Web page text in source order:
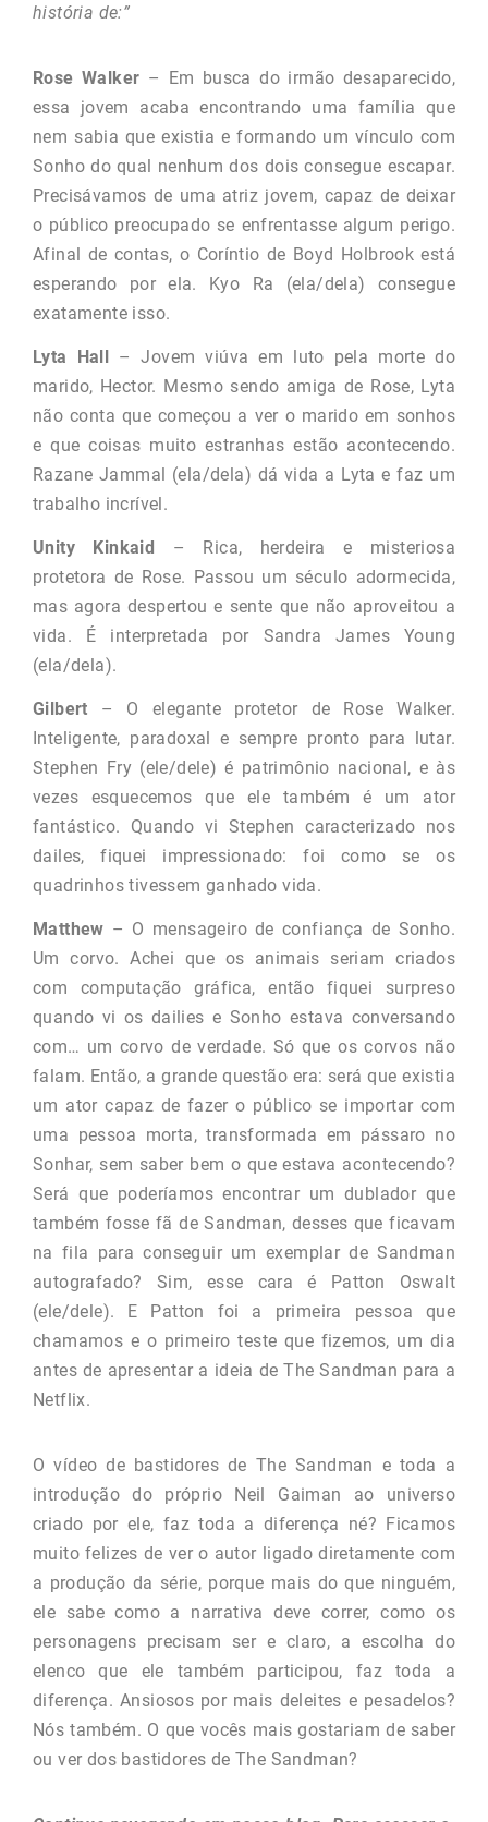
história de:”
Rose Walker – Em busca do irmão desaparecido,
essa jovem acaba encontrando uma família que
nem sabia que existia e formando um vínculo com
Sonho do qual nenhum dos dois consegue escapar.
Precisávamos de uma atriz jovem, capaz de deixar
o público preocupado se enfrentasse algum perigo.
Afinal de contas, o Coríntio de Boyd Holbrook está
esperando por ela. Kyo Ra (ela/dela) consegue
exatamente isso.
Lyta Hall – Jovem viúva em luto pela morte do
marido, Hector. Mesmo sendo amiga de Rose, Lyta
não conta que começou a ver o marido em sonhos
e que coisas muito estranhas estão acontecendo.
Razane Jammal (ela/dela) dá vida a Lyta e faz um
trabalho incrível.
Unity Kinkaid – Rica, herdeira e misteriosa
protetora de Rose. Passou um século adormecida,
mas agora despertou e sente que não aproveitou a
vida. É interpretada por Sandra James Young
(ela/dela).
Gilbert – O elegante protetor de Rose Walker.
Inteligente, paradoxal e sempre pronto para lutar.
Stephen Fry (ele/dele) é patrimônio nacional, e às
vezes esquecemos que ele também é um ator
fantástico. Quando vi Stephen caracterizado nos
dailes, fiquei impressionado: foi como se os
quadrinhos tivessem ganhado vida.
Matthew – O mensageiro de confiança de Sonho.
Um corvo. Achei que os animais seriam criados
com computação gráfica, então fiquei surpreso
quando vi os dailies e Sonho estava conversando
com… um corvo de verdade. Só que os corvos não
falam. Então, a grande questão era: será que existia
um ator capaz de fazer o público se importar com
uma pessoa morta, transformada em pássaro no
Sonhar, sem saber bem o que estava acontecendo?
Será que poderíamos encontrar um dublador que
também fosse fã de Sandman, desses que ficavam
na fila para conseguir um exemplar de Sandman
autografado? Sim, esse cara é Patton Oswalt
(ele/dele). E Patton foi a primeira pessoa que
chamamos e o primeiro teste que fizemos, um dia
antes de apresentar a ideia de The Sandman para a
Netflix.
O vídeo de bastidores de The Sandman e toda a
introdução do próprio Neil Gaiman ao universo
criado por ele, faz toda a diferença né? Ficamos
muito felizes de ver o autor ligado diretamente com
a produção da série, porque mais do que ninguém,
ele sabe como a narrativa deve correr, como os
personagens precisam ser e claro, a escolha do
elenco que ele também participou, faz toda a
diferença. Ansiosos por mais deleites e pesadelos?
Nós também. O que vocês mais gostariam de saber
ou ver dos bastidores de The Sandman?